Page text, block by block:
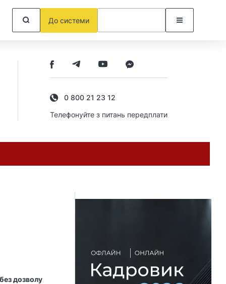
До системи
0 800 21 23 12
Телефонуйте з питань передплати
дозволу